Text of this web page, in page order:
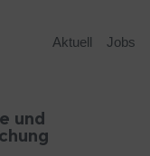
Aktuell Jobs
und